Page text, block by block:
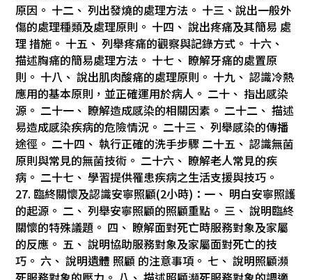
原因。 十二、 列出發燒的處理方法。 十三、說出一般外
傷的處理種類及處理原則。 十四、 說出疼痛及其簡易 處
理 措施。 十五、 列舉疼痛的觀察與記錄方式。 十六、
描述胸痛的簡易處理方法。 十七、 瞭解牙痛的處置原
則。 十八、 說出肌肉酸痛的處理原則。 十九、 認識冷熱
應用的基本原則，並正確運用於病人。 二十、 指出感染
源。 二十一、 瞭解造成感染的相關因素。 二十二、 描述
易造成感染疾病的危險情況。 二十三、 列舉感染的傳播
途徑。 二十四、 執行正確的洗手步驟 二十五、 認識無菌
原則與常見的無菌技術。 二十六、 瞭解老人常見的疾
病。 二十七、 學習提供罹患疾病之生活支援與技巧。
27. 臨終關懷及認識安寧照顧(2小時)：一、 明白安寧照護
的起源。 二、 列舉安寧照顧的照顧重點。 三、 說明臨終
關懷的特殊議題。 四、 瞭解面對死亡時服務對象及家屬
的反應。 五、 說明協助服務對象及家屬面對死亡的技
巧。 六、 說明遺體 照顧 的注意事項。 七、 說明照顧瀕